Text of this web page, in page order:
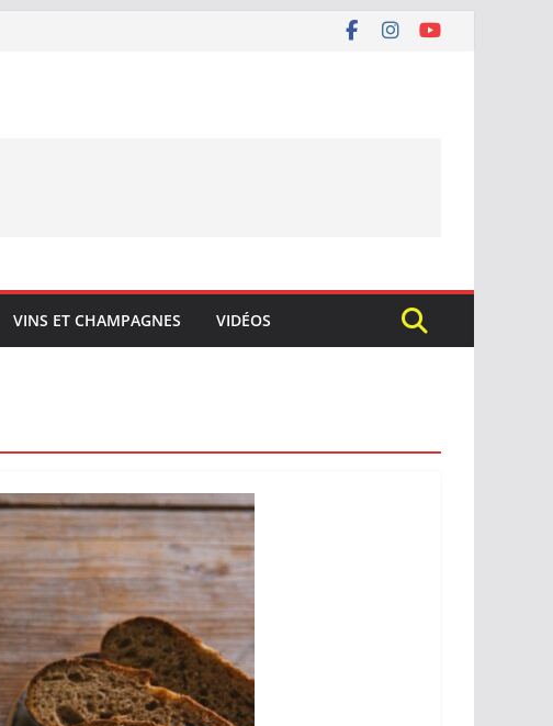
VINS ET CHAMPAGNES VIDÉOS